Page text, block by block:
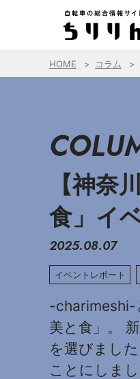
HOME コラム
【神
食」イ
2025.08.07
イベントレポート
-charimeshi-
美と食」。
を選びまし
ことにしまし